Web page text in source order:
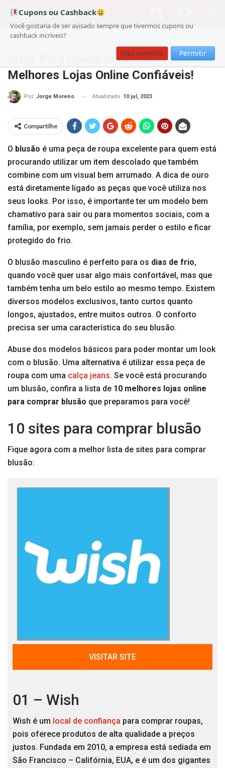
Cupons ou Cashback
Você gostaria de ser avisado sempre que tivermos cupons ou
cashback incríveis?
Não permitir Permitir
Cupom Guia de Compras
Sites Para Comprar Blusão: 10
Melhores Lojas Online Confiáveis!
Por Jorge Moreno Atualizado 10 jul, 2023
Compartilhe
O blusão é uma peça de roupa excelente para quem está
procurando utilizar um item descolado que também
combine com um visual bem arrumado. A dica de ouro
está diretamente ligado as peças que você utiliza nos
seus looks. Por isso, é importante ter um modelo bem
chamativo para sair ou para momentos sociais, com a
família, por exemplo, sem jamais perder o estilo e ficar
protegido do frio.
O blusão masculino é perfeito para os dias de frio,
quando você quer usar algo mais confortável, mas que
também tenha um belo estilo ao mesmo tempo. Existem
diversos modelos exclusivos, tanto curtos quanto
longos, ajustados, entre muitos outros. O conforto
precisa ser uma característica do seu blusão.
Abuse dos modelos básicos para poder montar um look
com o blusão. Uma alternativa é utilizar essa peça de
roupa com uma calça jeans. Se você está procurando
um blusão, confira a lista de 10 melhores lojas online
para comprar blusão que preparamos para você!
10 sites para comprar blusão
Fique agora com a melhor lista de sites para comprar
blusão:
VISITAR SITE
01 – Wish
Wish é um local de confiança para comprar roupas,
pois oferece produtos de alta qualidade a preços
justos. Fundada em 2010, a empresa está sediada em
São Francisco – Califórnia, EUA, e é um dos gigantes